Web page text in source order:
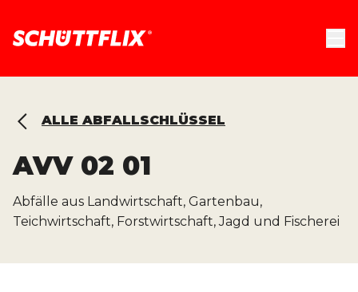
ALLE ABFALLSCHLÜSSEL
AVV 02 01
Abfälle aus Landwirtschaft, Gartenbau,
Teichwirtschaft, Forstwirtschaft, Jagd und Fischerei